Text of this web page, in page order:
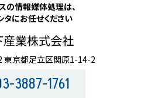
の情報媒体処理は、
タにお任せください
産業株式会社
東京都足立区関原1-14-2
3887-1761